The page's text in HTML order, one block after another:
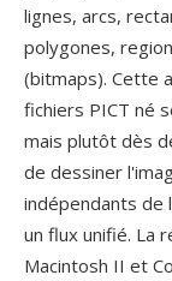
lignes, arcs,
polygones,
(bitmaps). Cette
fichiers PICT né
mais plutôt dès
de dessiner
indépendants de
un flux unifié. La
Macintosh II et